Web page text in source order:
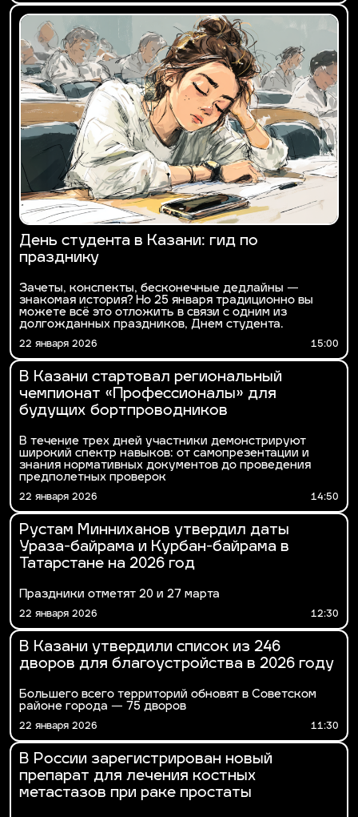
День студента в Казани: гид по
празднику
Зачеты, конспекты, бесконечные дедлайны —
знакомая история? Но 25 января традиционно вы
можете всё это отложить в связи с одним из
долгожданных праздников, Днем студента.
22 января 2026 15:00
В Казани стартовал региональный
чемпионат «Профессионалы» для
будущих бортпроводников
В течение трех дней участники демонстрируют
широкий спектр навыков: от самопрезентации и
знания нормативных документов до проведения
предполетных проверок
22 января 2026 14:50
Рустам Минниханов утвердил даты
Ураза-байрама и Курбан-байрама в
Татарстане на 2026 год
Праздники отметят 20 и 27 марта
22 января 2026 12:30
В Казани утвердили список из 246
дворов для благоустройства в 2026 году
Большего всего территорий обновят в Советском
районе города — 75 дворов
22 января 2026 11:30
В России зарегистрирован новый
препарат для лечения костных
метастазов при раке простаты